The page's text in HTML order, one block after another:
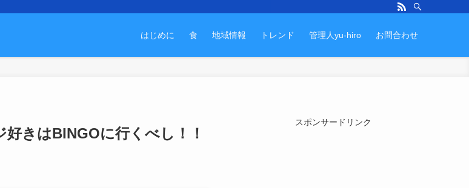
はじめに 食 地域情報 トレンド 管理人yu-hiro お問合わせ
きはBINGOに行くべし！！
スポンサードリンク